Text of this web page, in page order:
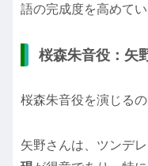
語の完成度を高めてい
桜森朱音役：矢
桜森朱音役を演じるの
矢野さんは、ツンデ